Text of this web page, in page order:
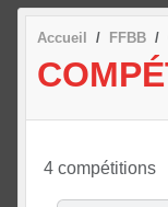
Accueil FFBB
4 compétitions